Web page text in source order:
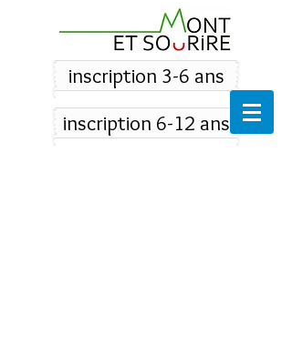
inscription 3-6 ans
inscription 6-12 ans